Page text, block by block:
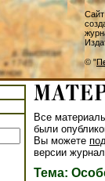
© "
Все
были
Вы можете
версии
Тема: